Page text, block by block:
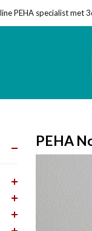
PEHA specialist met
PEHA